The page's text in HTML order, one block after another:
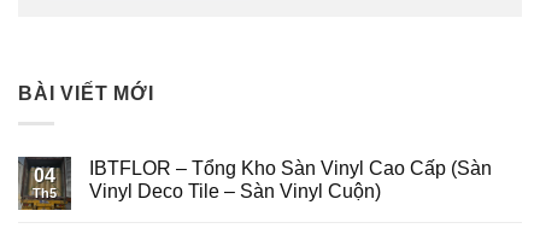
BÀI VIẾT MỚI
04
Th5
IBTFLOR – Tổng Kho Sàn Vinyl Cao Cấp (Sàn
Vinyl Deco Tile – Sàn Vinyl Cuộn)